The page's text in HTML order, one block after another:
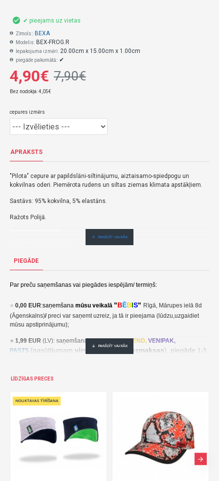
4,90€ 7,90€
Bez nodokļa: 4,05€
✔ pieejams uz vietas
Zīmols:: BEXA
Modelis: BEX-FROG.R
Iepakojuma izmēri: 20.00cm x 15.00cm x 1.00cm
piegāde pakomātā:: ✔
cepures izmērs
APRAKSTS
"Pilota" cepure ar papildslāni-siltinājumu, aiztaisamo-spiedpogu un
kokvilnas oderi. Piemērota rudens un siltas ziemas klimata apstākļiem.
Sastāvs: 95% kokvilna, 5% elastāns.
Ražots Polijā.
PIEGĀDE
Par preču saņemšanas vai piegādes iespējām/ termiņš:
⭐ 0,00 EUR:saņemšana mūsu veikalā "BĒBIS" Rīgā, Mārupes ielā 8d
(Āgenskalns)/preci var saņemt uzreiz, ja tā ir pieejama (lūdzu,uzgaidiet
mūsu apstiprinājumu);
⭐ 1,99 EUR (LV): saņemšana pakomātā SEND, VENIPAK,
PASTS (pasūtījumam virs 30,00 EUR- bezmaksas), piegāde 1-3
⭐2,49 EUR(LT, EE): saņemšana pakomātā
EE:2,49 EUR kättesaamine pakiautomaadis UNISEND, Udrop,
LT: 2,49 EUR gavimas siuntų automate UNISEND, Udrop, LPExpress,
pristatymas per 2–5 darbo dienas;
(LV): saņemšanaDPD Paku Skapis (pasūtījumamvirs
30,00 EUR- bezmaksas
1-3 darba dienu laikā;
LĪDZĪGAS PRECES